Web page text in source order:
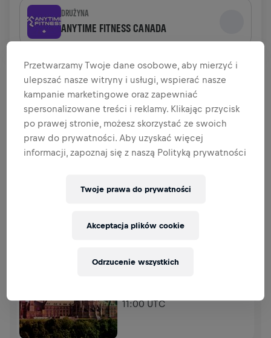
DRUŻYNA
ANYTIME FITNESS CANADA
PODSUMOWANIE ZBIÓRKI FUNDUSZY
0,00 USD ZEBRANO Z CEL 0,00 USD
DATKI
Wpłać, aby zrobić różnicę! 100% Twojej darowizny
WINGS FOR LIFE WORLD RUN 2025
11:00 UTC
Przetwarzamy Twoje dane osobowe, aby mierzyć i
ulepszać nasze witryny i usługi, wspierać nasze
kampanie marketingowe oraz zapewniać
spersonalizowane treści i reklamy. Klikając przycisk
po prawej stronie, możesz skorzystać ze swoich
praw do prywatności. Aby uzyskać więcej
informacji, zapoznaj się z naszą Polityką prywatności
Twoje prawa do prywatności
Odrzucenie wszystkich
Akceptacja plików cookie